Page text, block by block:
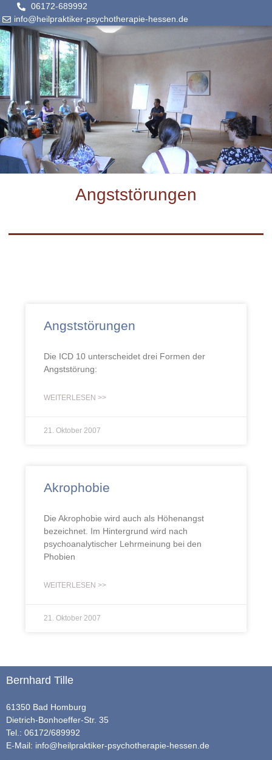
06172-689992
info@heilpraktiker-psychotherapie-hessen.de
Angststörungen
Angststörungen
Die ICD 10 unterscheidet drei Formen der
Angststörung:
WEITERLESEN >>
21. Oktober 2007
Akrophobie
Die Akrophobie wird auch als Höhenangst
bezeichnet. Im Hintergrund wird nach
psychoanalytischer Lehrmeinung bei den
Phobien
WEITERLESEN >>
21. Oktober 2007
Bernhard Tille
61350 Bad Homburg
Dietrich-Bonhoeffer-Str. 35
Tel.: 06172/689992
E-Mail: info@heilpraktiker-psychotherapie-hessen.de